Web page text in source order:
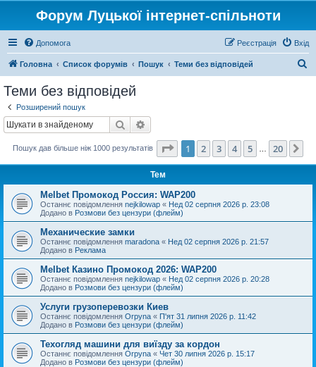
Форум Луцької інтернет-спільноти
Допомога Вхід
Реєстрація
Головна Список форумів Пошук Теми без відповідей
Теми без відповідей
Розширений пошук
Пошук
Пошук дав більше ніж 1000 результатів Сторінка 1 20
1 2 3 4 5 20
Тем
Melbet Промокод Россия: WAP200
Останнє повідомлення nejkilowap « Нед 02 серпня 2026 р. 23:08
Додано в Розмови без цензури (флейм)
Механические замки
Останнє повідомлення maradona « Нед 02 серпня 2026 р. 21:57
Додано в Реклама
Melbet Казино Промокод 2026: WAP200
Останнє повідомлення nejkilowap « Нед 02 серпня 2026 р. 20:28
Додано в Розмови без цензури (флейм)
Услуги грузоперевозки Киев
Останнє повідомлення Orpyna « П'ят 31 липня 2026 р. 11:42
Додано в Розмови без цензури (флейм)
Техогляд машини для виїзду за кордон
Останнє повідомлення Orpyna « Чет 30 липня 2026 р. 15:17
Додано в Розмови без цензури (флейм)